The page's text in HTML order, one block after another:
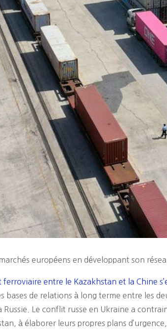
européens en développant son
ferroviaire entre le Kazakhstan et la Chine
bases de relations à long terme entre les
Russie. Le conflit russe en Ukraine a
à élaborer leurs propres plans